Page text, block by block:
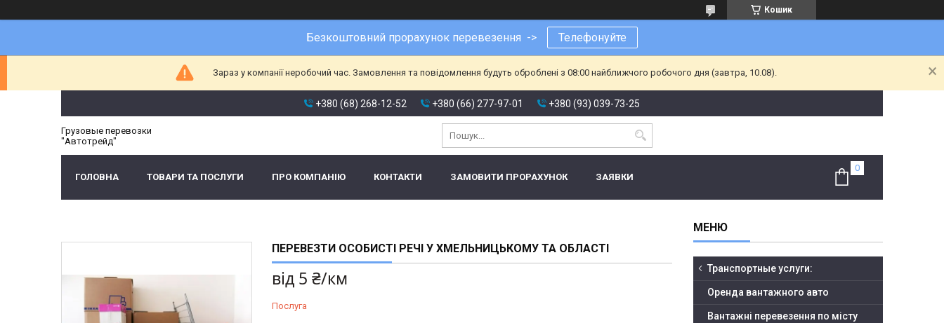
Кошик
Безкоштовний прорахунок перевезення -> Телефонуйте
Зараз у компанії неробочий час. Замовлення та повідомлення будуть оброблені з 08:00 найближчого робочого дня (завтра, 10.08).
+380 (68) 268-12-52 +380 (66) 277-97-01 +380 (93) 039-73-25
Грузовые перевозки
"Автотрейд"
ГОЛОВНА ТОВАРИ ТА ПОСЛУГИ ПРО КОМПАНІЮ КОНТАКТИ ЗАМОВИТИ ПРОРАХУНОК ЗАЯВКИ
ПЕРЕВЕЗТИ ОСОБИСТІ РЕЧІ У ХМЕЛЬНИЦЬКОМУ ТА ОБЛАСТІ
від 5 ₴/км
Послуга
Транспортные услуги:
Оренда вантажного авто
Вантажні перевезення по місту